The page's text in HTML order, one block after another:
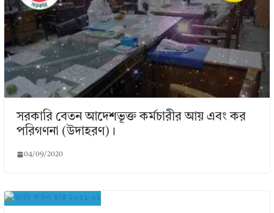
সরকারি বেতন আদেশভূক্ত কর্মচারীর আয় এবং কর
পরিগণনা (উদাহরণ)।
04/09/2020